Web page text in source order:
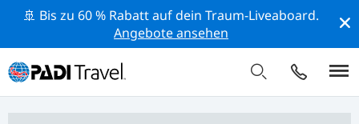
🚢 Bis zu 60 % Rabatt auf dein Traum-Liveaboard.
Angebote ansehen